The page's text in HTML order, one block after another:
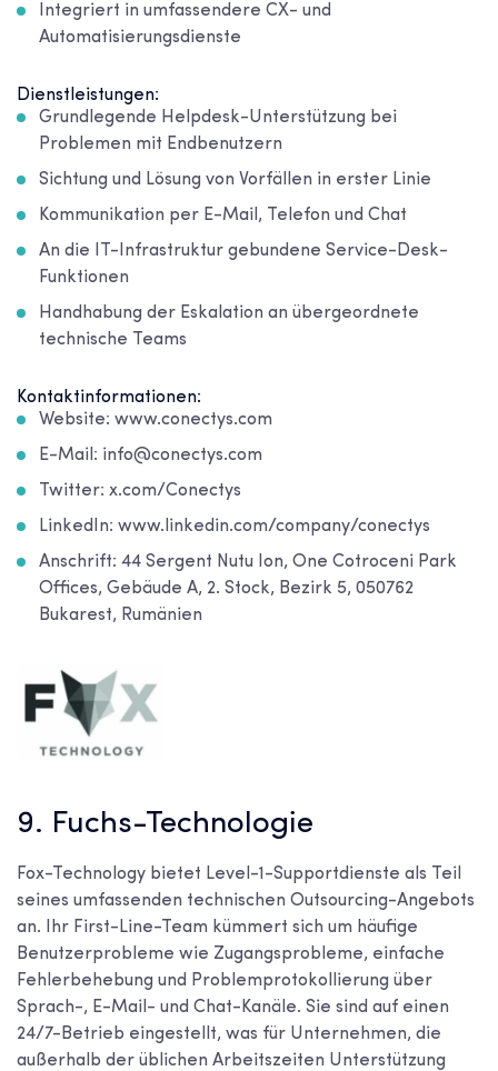
Integriert in umfassendere CX- und
Automatisierungsdienste
Dienstleistungen:
Grundlegende Helpdesk-Unterstützung bei
Problemen mit Endbenutzern
Sichtung und Lösung von Vorfällen in erster Linie
Kommunikation per E-Mail, Telefon und Chat
An die IT-Infrastruktur gebundene Service-Desk-
Funktionen
Handhabung der Eskalation an übergeordnete
technische Teams
Kontaktinformationen:
Website: www.conectys.com
E-Mail: info@conectys.com
Twitter: x.com/Conectys
LinkedIn: www.linkedin.com/company/conectys
Anschrift: 44 Sergent Nutu Ion, One Cotroceni Park
Offices, Gebäude A, 2. Stock, Bezirk 5, 050762
Bukarest, Rumänien
9. Fuchs-Technologie
Fox-Technology bietet Level-1-Supportdienste als Teil
seines umfassenden technischen Outsourcing-Angebots
an. Ihr First-Line-Team kümmert sich um häufige
Benutzerprobleme wie Zugangsprobleme, einfache
Fehlerbehebung und Problemprotokollierung über
Sprach-, E-Mail- und Chat-Kanäle. Sie sind auf einen
24/7-Betrieb eingestellt, was für Unternehmen, die
außerhalb der üblichen Arbeitszeiten Unterstützung